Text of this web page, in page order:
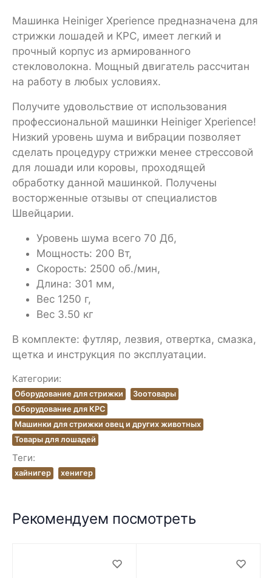
Машинка Heiniger Xperience предназначена для
стрижки лошадей и КРС, имеет легкий и
прочный корпус из армированного
стекловолокна. Мощный двигатель рассчитан
на работу в любых условиях.
Получите удовольствие от использования
профессиональной машинки Heiniger Xperience!
Низкий уровень шума и вибрации позволяет
сделать процедуру стрижки менее стрессовой
для лошади или коровы, проходящей
обработку данной машинкой. Получены
восторженные отзывы от специалистов
Швейцарии.
Уровень шума всего 70 Дб,
Мощность: 200 Вт,
Скорость: 2500 об./мин,
Длина: 301 мм,
Вес 1250 г,
Вес 3.50 кг
В комплекте: футляр, лезвия, отвертка, смазка,
щетка и инструкция по эксплуатации.
Категории:
Оборудование для стрижки
Зоотовары
Оборудование для КРС
Машинки для стрижки овец и других животных
Товары для лошадей
Теги:
хайнигер хенигер
Рекомендуем посмотреть